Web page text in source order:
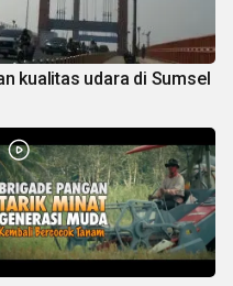
kualitas udara di Sumsel